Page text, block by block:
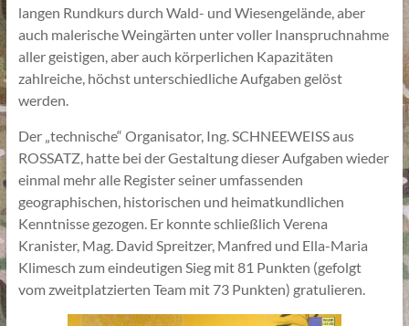
langen Rundkurs durch Wald- und Wiesengelände, aber
auch malerische Weingärten unter voller Inanspruchnahme
aller geistigen, aber auch körperlichen Kapazitäten
zahlreiche, höchst unterschiedliche Aufgaben gelöst
werden.
Der „technische“ Organisator, Ing. SCHNEEWEISS aus
ROSSATZ, hatte bei der Gestaltung dieser Aufgaben wieder
einmal mehr alle Register seiner umfassenden
geographischen, historischen und heimatkundlichen
Kenntnisse gezogen. Er konnte schließlich Verena
Kranister, Mag. David Spreitzer, Manfred und Ella-Maria
Klimesch zum eindeutigen Sieg mit 81 Punkten (gefolgt
vom zweitplatzierten Team mit 73 Punkten) gratulieren.